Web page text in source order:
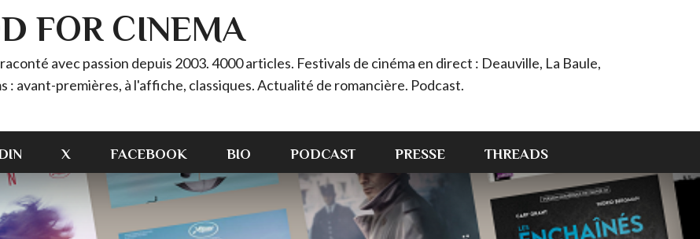
FOR CINEMA
avec passion depuis 2003. 4000 articles. Festivals de cinéma en direct : Deauville, La Baule,
: avant-premières, à l'affiche, classiques. Actualité de romancière. Podcast.
X FACEBOOK BIO PODCAST PRESSE THREADS